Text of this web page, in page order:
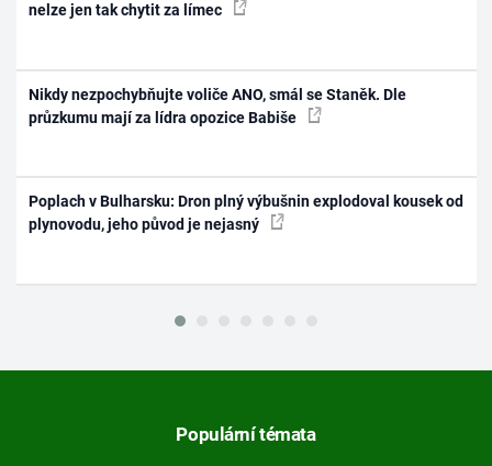
nelze jen tak chytit za límec
Nikdy nezpochybňujte voliče ANO, smál se Staněk. Dle
průzkumu mají za lídra opozice Babiše
Poplach v Bulharsku: Dron plný výbušnin explodoval kousek od
plynovodu, jeho původ je nejasný
Populární témata